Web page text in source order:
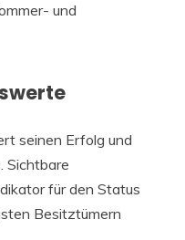
und
seinen Erfolg und
Sichtbare
für den Status
Besitztümern